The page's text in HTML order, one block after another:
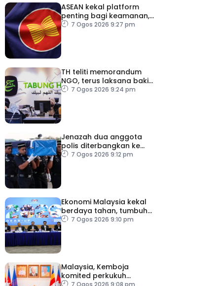
ASEAN kekal platform
penting bagi keamanan,
kestabilan serantau –
7 Ogos 2026 9:27 pm
TH teliti memorandum
NGO, terus laksana baki
syor RCI
7 Ogos 2026 9:24 pm
Jenazah dua anggota
polis diterbangkan ke
Kelantan
7 Ogos 2026 9:12 pm
Ekonomi Malaysia kekal
berdaya tahan, tumbuh
5.6 peratus
7 Ogos 2026 9:10 pm
Malaysia, Kemboja
komited perkukuh
7 Ogos 2026 9:08 pm